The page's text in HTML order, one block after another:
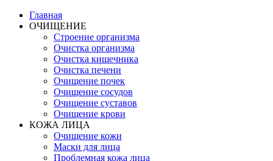
Главная
ОЧИЩЕНИЕ
Строение организма
Очистка организма
Очистка кишечника
Очистка печени
Очищение почек
Очищение сосудов
Очищение суставов
Очищение крови
КОЖА ЛИЦА
Очищение кожи
Маски для лица
Проблемная кожа лица